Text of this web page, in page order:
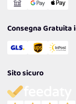
Consegna Gratuita
Sito sicuro